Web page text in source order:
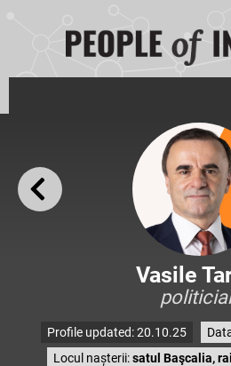
Vasile
Profile updated: 20.10.25
Locul nașterii:satul Başcalia,